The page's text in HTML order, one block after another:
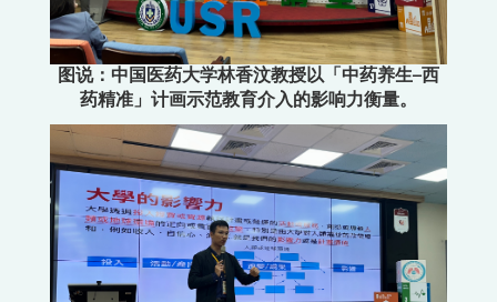
图说：中国医药大学林香汶教授以「中药养生─西
药精准」计画示范教育介入的影响力衡量。